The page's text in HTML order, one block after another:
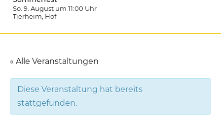
So. 9. August um 11:00 Uhr
Tierheim , Hof
« Alle Veranstaltungen
Diese Veranstaltung hat bereits
stattgefunden.